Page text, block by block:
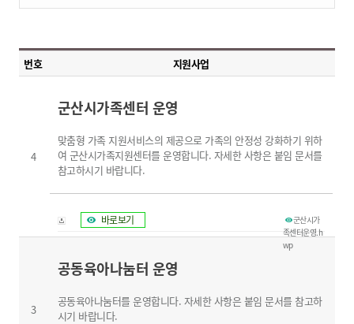
번호 지원사업
4
군산시가족센터 운영
맞춤형 가족 지원서비스의 제공으로 가족의 안정성 강화하기 위하
여 군산시가족지원센터를 운영합니다. 자세한 사항은 붙임 문서를
참고하시기 바랍니다.
군산시가
족센터운영.h
wp
바로보기
3
공동육아나눔터 운영
공동육아나눔터를 운영합니다. 자세한 사항은 붙임 문서를 참고하
시기 바랍니다.